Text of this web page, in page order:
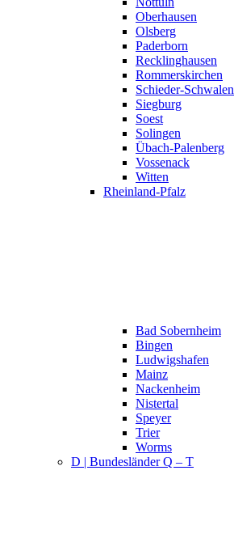
Oberhausen
Olsberg
Paderborn
Recklinghausen
Rommerskirchen
Schieder-
Siegburg
Soest
Solingen
Übach-Palenberg
Vossenack
Witten
Rheinland-Pfalz
Bad Sobernheim
Bingen
Ludwigshafen
Mainz
Nackenheim
Nistertal
Speyer
Trier
Worms
D | Bundesländer Q – T